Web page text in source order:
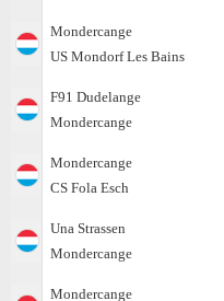
Mondercange
US Mondorf Les Bains
F91 Dudelange
Mondercange
Mondercange
CS Fola Esch
Una Strassen
Mondercange
Mondercange